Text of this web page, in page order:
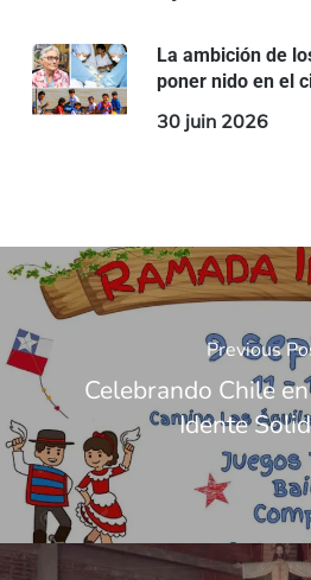
La ambición de
poner nido en el
30 juin 2026
Previous
Celebrando Chile
Idente